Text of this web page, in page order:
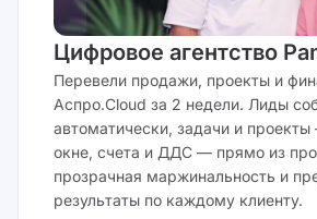
Цифровое агентство
Перевели продажи, проекты и
Аспро.Cloud за 2 недели. Лиды
автоматически, задачи и
окне, счета и ДДС — прямо из
прозрачная маржинальность и
результаты по каждому клиенту.